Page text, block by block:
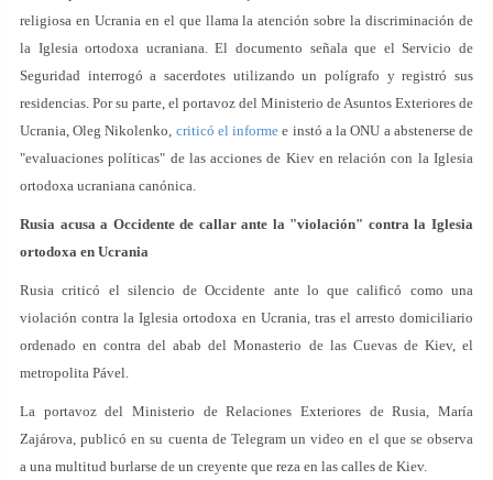
religiosa en Ucrania en el que llama la atención sobre la discriminación de
la Iglesia ortodoxa ucraniana. El documento señala que el Servicio de
Seguridad interrogó a sacerdotes utilizando un polígrafo y registró sus
residencias. Por su parte, el portavoz del Ministerio de Asuntos Exteriores de
Ucrania, Oleg Nikolenko, criticó el informe e instó a la ONU a abstenerse de
"evaluaciones políticas" de las acciones de Kiev en relación con la Iglesia
ortodoxa ucraniana canónica.
Rusia acusa a Occidente de callar ante la "violación" contra la Iglesia
ortodoxa en Ucrania
Rusia criticó el silencio de Occidente ante lo que calificó como una
violación contra la Iglesia ortodoxa en Ucrania, tras el arresto domiciliario
ordenado en contra del abab del Monasterio de las Cuevas de Kiev, el
metropolita Pável.
La portavoz del Ministerio de Relaciones Exteriores de Rusia, María
Zajárova, publicó en su cuenta de Telegram un video en el que se observa
a una multitud burlarse de un creyente que reza en las calles de Kiev.